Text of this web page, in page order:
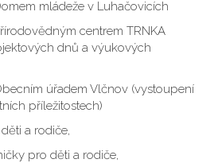
mládeže v Luhačovicích
centrem TRNKA
dnů a výukových
úřadem Vlčnov (vystoupení
příležitostech)
a rodiče,
pro děti a rodiče,